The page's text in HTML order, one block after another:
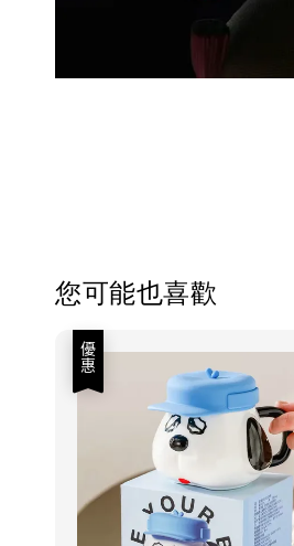
您可能也喜歡
優惠